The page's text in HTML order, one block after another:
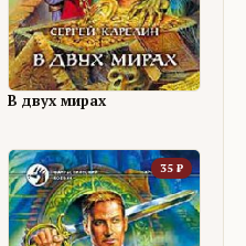
В двух мирах
35 ₽